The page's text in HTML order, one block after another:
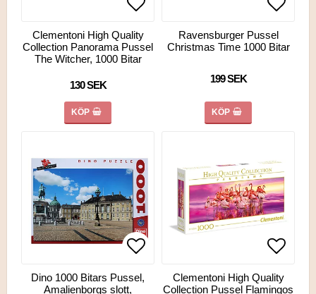
Lägg till i favoritlistan
Lägg till i favoritlistan
Clementoni High Quality
Collection Panorama Pussel
The Witcher, 1000 Bitar
130 SEK
KÖP
Lägg
Lägg
Ravensburger Pussel
Christmas Time 1000 Bitar
199 SEK
KÖP
Lägg till i favoritlistan
Dino 1000 Bitars Pussel,
Amalienborgs slott,
Lägg
Clementoni High Quality
Collection Pussel Flamingos